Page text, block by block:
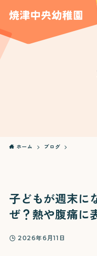
ホーム ブログ
子どもが週末に
ぜ？熱や腹痛に
2026年6月11日